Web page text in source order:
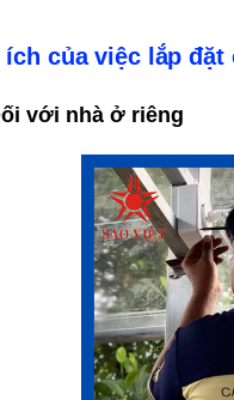
của việc lắp đặt
với nhà ở riêng